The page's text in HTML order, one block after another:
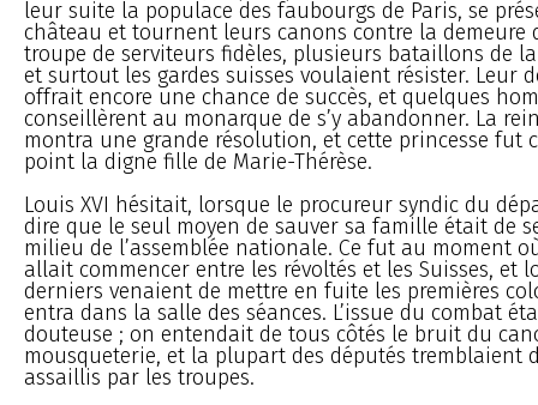
leur suite la populace des faubourgs de Paris, se
château et tournent leurs canons contre la demeure
troupe de serviteurs fidèles, plusieurs bataillons de
et surtout les gardes suisses voulaient résister. Leur
offrait encore une chance de succès, et quelques
conseillèrent au monarque de s’y abandonner. La
montra une grande résolution, et cette princesse fut
point la digne fille de Marie-Thérèse.
Louis XVI hésitait, lorsque le procureur syndic du
dire que le seul moyen de sauver sa famille était de
milieu de l’assemblée nationale. Ce fut au moment
allait commencer entre les révoltés et les Suisses, et
derniers venaient de mettre en fuite les premières
entra dans la salle des séances. L’issue du combat
douteuse ; on entendait de tous côtés le bruit du
mousqueterie, et la plupart des députés tremblaient
assaillis par les troupes.